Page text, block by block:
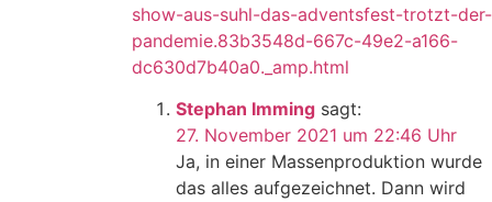
show-aus-suhl-das-adventsfest-trotzt-der-
pandemie.83b3548d-667c-49e2-a166-
dc630d7b40a0._amp.html
Stephan Imming sagt:
27. November 2021 um 22:46 Uhr
Ja, in einer Massenproduktion wurde
das alles aufgezeichnet. Dann wird